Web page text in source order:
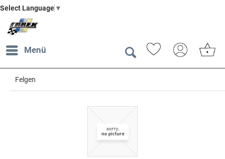
Select Language ▼
Menü
Felgen